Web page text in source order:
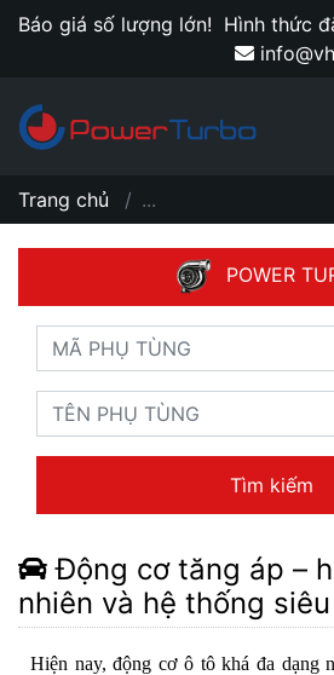
Báo giá số lượng lớn! Hình thức
Trang chủ ...
POWER
Tìm kiếm
Động cơ tăng áp –
nhiên và hệ thống
Hiện nay, động cơ ô tô khá đa dạng